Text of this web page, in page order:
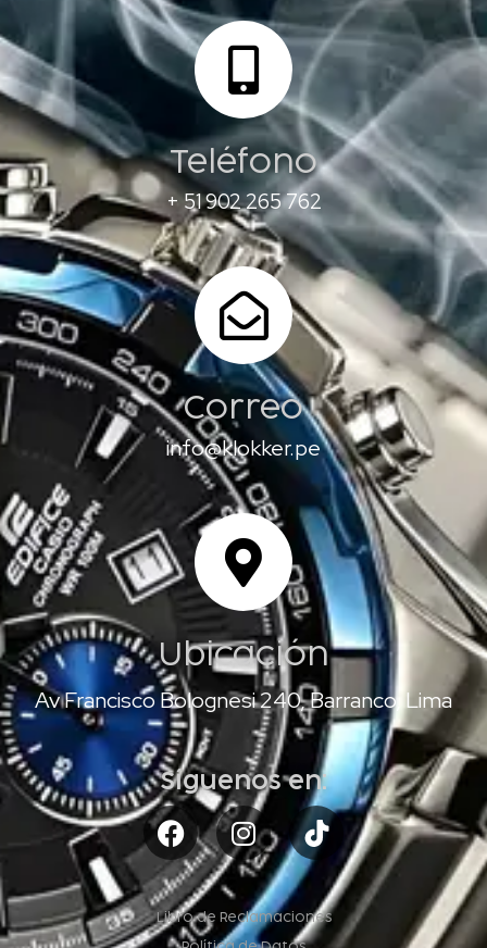
Teléfono
+ 51 902 265 762
Correo
info@klokker.pe
Ubicación
Av Francisco Bolognesi 240, Barranco, Lima
Síguenos en:
Libro de Reclamaciones